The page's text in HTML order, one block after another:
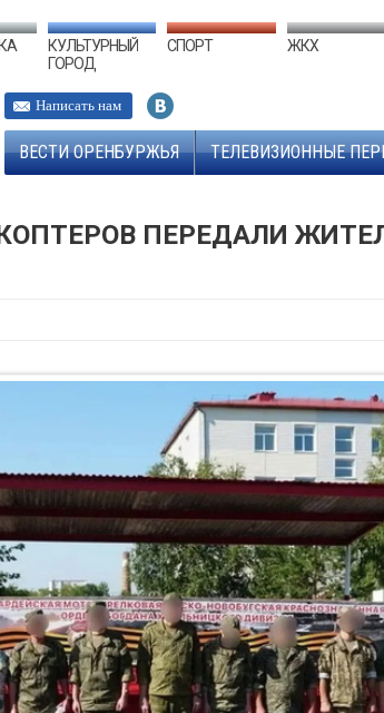
КУЛЬТУРНЫЙ
ГОРОД
СПОРТ ЖКХ
Написать нам
ВЕСТИ ОРЕНБУРЖЬЯ ТЕЛЕВИЗИОННЫЕ
ПЕРЕДАЛИ